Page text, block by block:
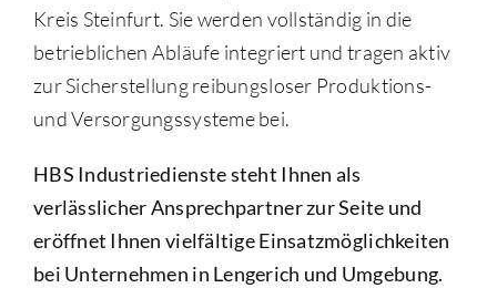
Kreis Steinfurt. Sie werden vollständig in die
betrieblichen Abläufe integriert und tragen aktiv
zur Sicherstellung reibungsloser Produktions-
und Versorgungssysteme bei.
HBS Industriedienste steht Ihnen als
verlässlicher Ansprechpartner zur Seite und
eröffnet Ihnen vielfältige Einsatzmöglichkeiten
bei Unternehmen in Lengerich und Umgebung.